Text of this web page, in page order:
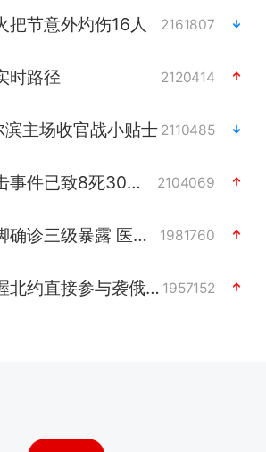
把节意外灼伤16人 2161807
时路径 2120414
滨主场收官战小贴士 2110485
泰国校园枪击事件已致8死30余伤 2104069
女子被狗舔脚确诊三级暴露 医生回应 1981760
俄黑客称掌握北约直接参与袭俄证据 1957152